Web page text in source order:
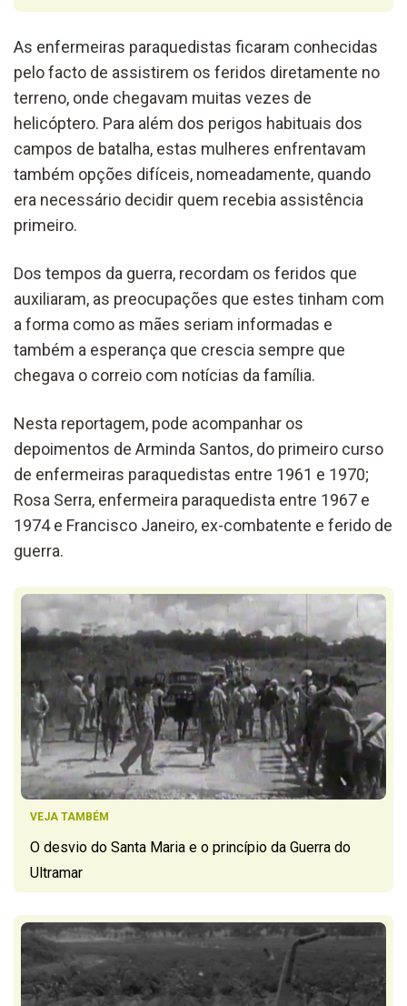
As enfermeiras paraquedistas ficaram conhecidas
pelo facto de assistirem os feridos diretamente no
terreno, onde chegavam muitas vezes de
helicóptero. Para além dos perigos habituais dos
campos de batalha, estas mulheres enfrentavam
também opções difíceis, nomeadamente, quando
era necessário decidir quem recebia assistência
primeiro.
Dos tempos da guerra, recordam os feridos que
auxiliaram, as preocupações que estes tinham com
a forma como as mães seriam informadas e
também a esperança que crescia sempre que
chegava o correio com notícias da família.
Nesta reportagem, pode acompanhar os
depoimentos de Arminda Santos, do primeiro curso
de enfermeiras paraquedistas entre 1961 e 1970;
Rosa Serra, enfermeira paraquedista entre 1967 e
1974 e Francisco Janeiro, ex-combatente e ferido de
guerra.
VEJA TAMBÉM
O desvio do Santa Maria e o princípio da Guerra do
Ultramar